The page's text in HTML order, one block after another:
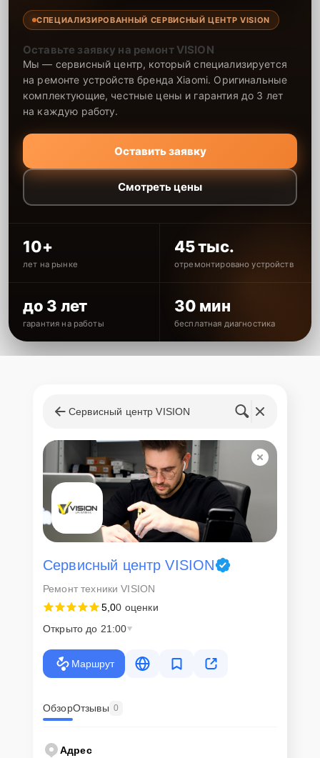
СПЕЦИАЛИЗИРОВАННЫЙ СЕРВИСНЫЙ ЦЕНТР VISION
Оставьте заявку на ремонт VISION
Мы — сервисный центр, который специализируется
на ремонте устройств бренда Xiaomi. Оригинальные
комплектующие, честные цены и гарантия до 3 лет
на каждую работу.
Оставить заявку
Смотреть цены
10+
лет на рынке
45 тыс.
отремонтировано устройств
до 3 лет
гарантия на работы
30 мин
бесплатная диагностика
Сервисный центр VISION
Сервисный центр VISION
Ремонт техники VISION
5,00 оценки
Открыто до 21:00
Маршрут
ОбзорОтзывы 0
Адрес